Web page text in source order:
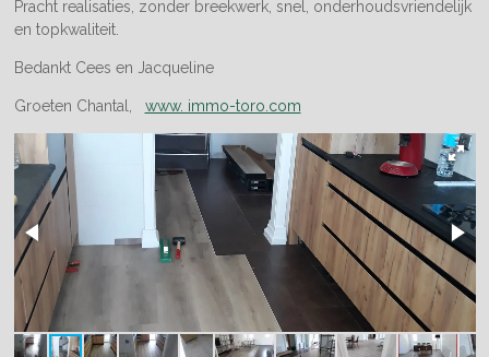
Pracht realisaties, zonder breekwerk, snel, onderhoudsvriendelijk
en topkwaliteit.
Bedankt Cees en Jacqueline
Groeten Chantal, www. immo-toro.com